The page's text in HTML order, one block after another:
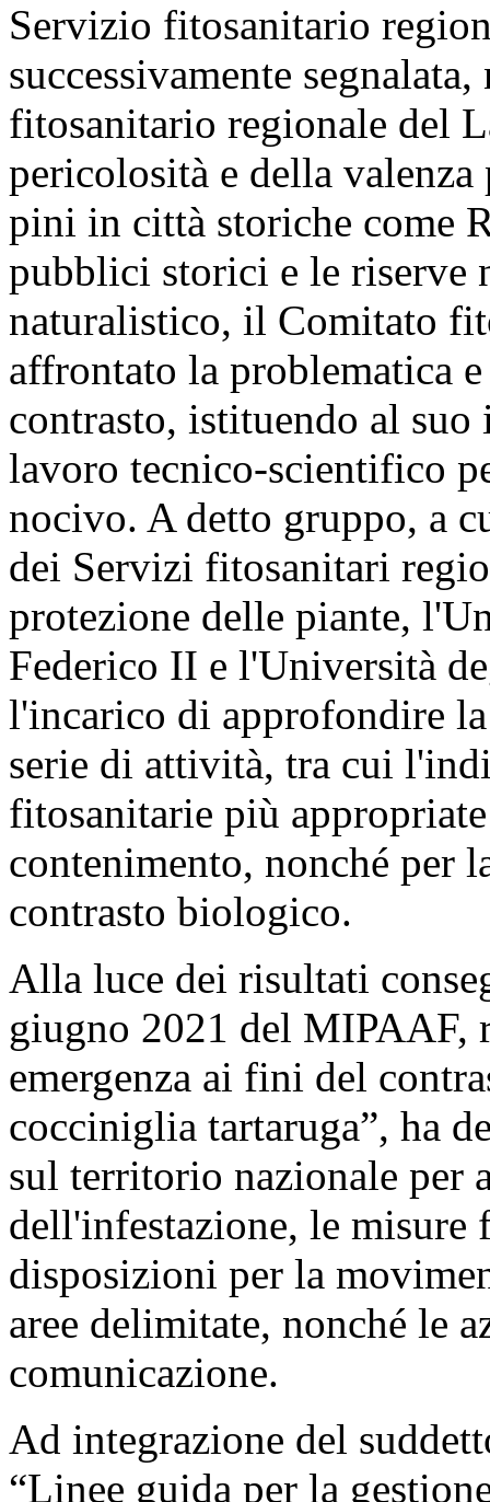
Servizio fitosanitario
successivamente
fitosanitario regionale del
pericolosità e della valenza
pini in città storiche come
pubblici storici e le riserve
naturalistico, il Comitato
affrontato la problematica
contrasto, istituendo al
lavoro tecnico-scientifico
nocivo. A detto gruppo, a
dei Servizi fitosanitari
protezione delle piante,
Federico II e l'Università
l'incarico di approfondire
serie di attività, tra cui
fitosanitarie più
contenimento, nonché per
contrasto biologico.
Alla luce dei risultati
giugno 2021 del MIPAAF,
emergenza ai fini del
cocciniglia tartaruga”, ha
sul territorio nazionale per
dell'infestazione, le
disposizioni per la
aree delimitate, nonché le
comunicazione.
Ad integrazione del
“Linee guida per la